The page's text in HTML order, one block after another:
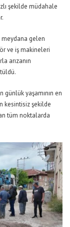
şekilde müdahale
meydana gelen
ve iş makineleri
arızanın
günlük yaşamının en
kesintisiz şekilde
tüm noktalarda